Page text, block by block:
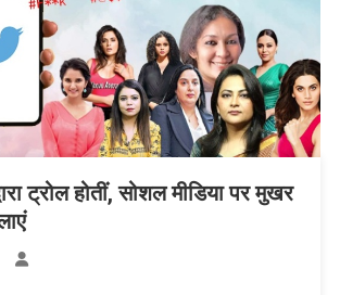
ट्रोल होतीं, सोशल मीडिया पर मुखर